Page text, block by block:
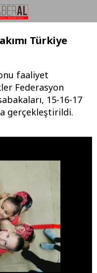
Türkiye
faaliyet
Federasyon
15-16-17
gerçekleştirildi.